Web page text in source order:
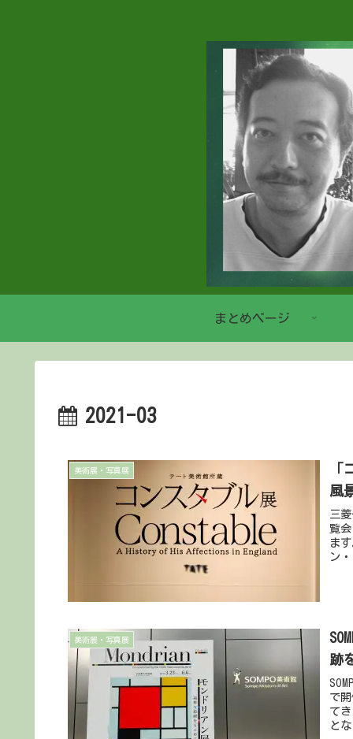
まとめページ
2021-03
美術展・写真展
風
三
覧
ま
ン
美術展・写真展
跡
で
て
と